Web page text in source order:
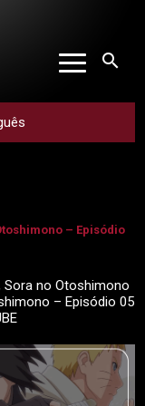
search
– Episódio
Sora no Otoshimono
– Episódio 05